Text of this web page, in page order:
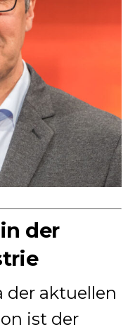
der
der aktuellen
ist der